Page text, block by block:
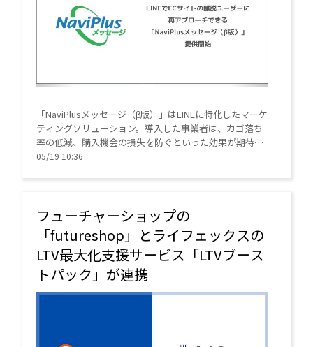
「NaviPlusメッセージ（β版）」はLINEに特化したマーケ
ティングソリューション。導入した事業者は、カゴ落ち
率の低減、購入機会の損失を防ぐといった効果が期待で
きる。
05/19 10:36
フューチャーショップの
「futureshop」とライフェックスの
LTV最大化支援サービス「LTVブース
トパック」が連携